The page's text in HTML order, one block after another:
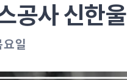
공사 신한울
일